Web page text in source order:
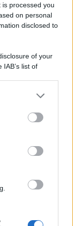
processed you
on personal
disclosed to
of your
list of
to third parties
more Google
including but
may click to
party tags to
il
novità
attirare
di co-
acquistare